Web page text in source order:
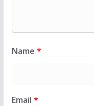
Name *
Email *